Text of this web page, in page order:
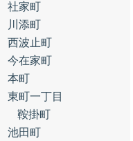
社家町
川添町
西波止町
今在家町
本町
東町一丁目
鞍掛町
池田町